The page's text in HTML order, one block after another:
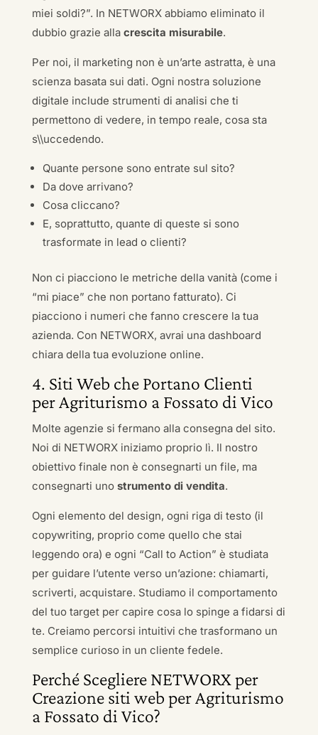
miei soldi?”. In NETWORX abbiamo eliminato il
dubbio grazie alla crescita misurabile.
Per noi, il marketing non è un’arte astratta, è una
scienza basata sui dati. Ogni nostra soluzione
digitale include strumenti di analisi che ti
permettono di vedere, in tempo reale, cosa sta
s\\uccedendo.
Quante persone sono entrate sul sito?
Da dove arrivano?
Cosa cliccano?
E, soprattutto, quante di queste si sono
trasformate in lead o clienti?
Non ci piacciono le metriche della vanità (come i
“mi piace” che non portano fatturato). Ci
piacciono i numeri che fanno crescere la tua
azienda. Con NETWORX, avrai una dashboard
chiara della tua evoluzione online.
4. Siti Web che Portano Clienti
per Agriturismo a Fossato di Vico
Molte agenzie si fermano alla consegna del sito.
Noi di NETWORX iniziamo proprio lì. Il nostro
obiettivo finale non è consegnarti un file, ma
consegnarti uno strumento di vendita.
Ogni elemento del design, ogni riga di testo (il
copywriting, proprio come quello che stai
leggendo ora) e ogni “Call to Action” è studiata
per guidare l’utente verso un’azione: chiamarti,
scriverti, acquistare. Studiamo il comportamento
del tuo target per capire cosa lo spinge a fidarsi di
te. Creiamo percorsi intuitivi che trasformano un
semplice curioso in un cliente fedele.
Perché Scegliere NETWORX per
Creazione siti web per Agriturismo
a Fossato di Vico?